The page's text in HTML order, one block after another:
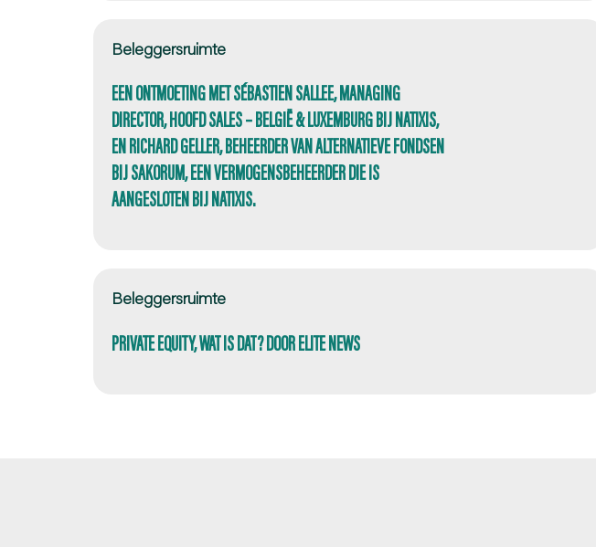
Beleggersruimte
EEN ONTMOETING MET SÉBASTIEN SALLEE, MANAGING
DIRECTOR, HOOFD SALES – BELGIË & LUXEMBURG BIJ NATIXIS,
EN RICHARD GELLER, BEHEERDER VAN ALTERNATIEVE FONDSEN
BIJ SAKORUM, EEN VERMOGENSBEHEERDER DIE IS
AANGESLOTEN BIJ NATIXIS.
Beleggersruimte
PRIVATE EQUITY, WAT IS DAT? DOOR ELITE NEWS